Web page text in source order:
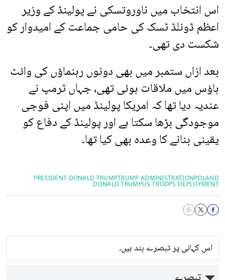
اس انتخاب میں ناوروتسکی نے پولینڈ کے وزیر
اعظم ڈونلڈ ٹسک کی حامی جماعت کے امیدوار کو
شکست دی تھی۔
بعد ازاں ستمبر میں بھی دونوں رہنماؤں کی وائٹ
ہاؤس میں ملاقات ہوئی تھی، جہاں ٹرمپ نے
عندیہ دیا تھا کہ امریکا پولینڈ میں اپنی فوجی
موجودگی بڑھا سکتا ہے اور پولینڈ کے دفاع کو
یقینی بنانے کا وعدہ بھی کیا تھا۔
POLAND
TRUMP ADMINISTRATION
PRESIDENT DONALD TRUMP
US TROOPS DEPLOYMENT
DONALD ​TRUMP
اس کہانی پر تبصرے بند ہیں۔